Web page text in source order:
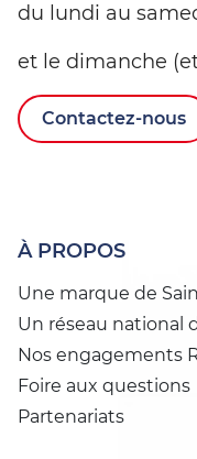
du lundi au
et le dimanche
Contactez-nous
À PROPOS
Une marque de
Un réseau national
Nos engagements
Foire aux questions
Partenariats